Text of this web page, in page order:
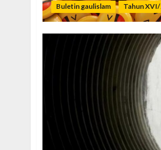
Buletin gaulislam Tahun